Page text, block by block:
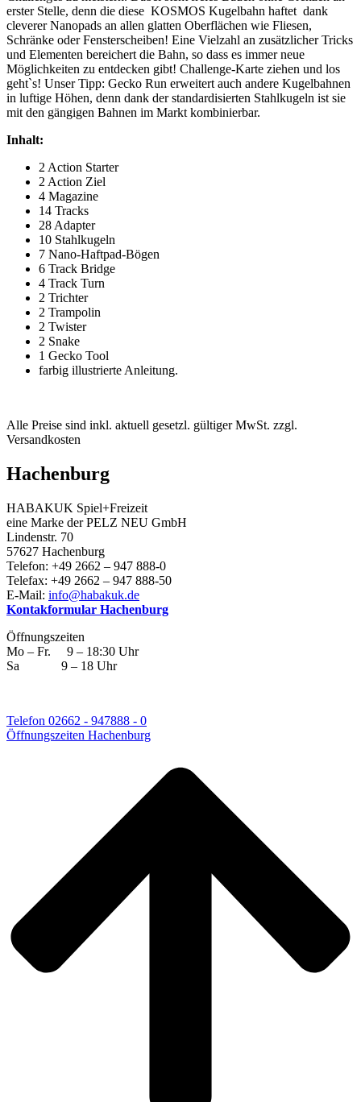
erster Stelle, denn die diese KOSMOS Kugelbahn haftet dank
cleverer Nanopads an allen glatten Oberflächen wie Fliesen,
Schränke oder Fensterscheiben! Eine Vielzahl an zusätzlicher Tricks
und Elementen bereichert die Bahn, so dass es immer neue
Möglichkeiten zu entdecken gibt! Challenge-Karte ziehen und los
geht`s! Unser Tipp: Gecko Run erweitert auch andere Kugelbahnen
in luftige Höhen, denn dank der standardisierten Stahlkugeln ist sie
mit den gängigen Bahnen im Markt kombinierbar.
Inhalt:
2 Action Starter
2 Action Ziel
4 Magazine
14 Tracks
28 Adapter
10 Stahlkugeln
7 Nano-Haftpad-Bögen
6 Track Bridge
4 Track Turn
2 Trichter
2 Trampolin
2 Twister
2 Snake
1 Gecko Tool
farbig illustrierte Anleitung.
Alle Preise sind inkl. aktuell gesetzl. gültiger MwSt. zzgl.
Versandkosten
Hachenburg
HABAKUK Spiel+Freizeit
eine Marke der PELZ NEU GmbH
Lindenstr. 70
57627 Hachenburg
Telefon: +49 2662 – 947 888-0
Telefax: +49 2662 – 947 888-50
E-Mail: info@habakuk.de
Kontakformular Hachenburg
Öffnungszeiten
Mo – Fr. 9 – 18:30 Uhr
Sa 9 – 18 Uhr
Telefon 02662 - 947888 - 0
Öffnungszeiten Hachenburg